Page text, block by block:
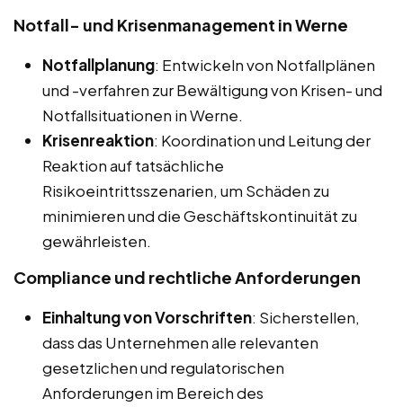
Notfall- und Krisenmanagement in Werne
Notfallplanung: Entwickeln von Notfallplänen
und -verfahren zur Bewältigung von Krisen- und
Notfallsituationen in Werne.
Krisenreaktion: Koordination und Leitung der
Reaktion auf tatsächliche
Risikoeintrittsszenarien, um Schäden zu
minimieren und die Geschäftskontinuität zu
gewährleisten.
Compliance und rechtliche Anforderungen
Einhaltung von Vorschriften: Sicherstellen,
dass das Unternehmen alle relevanten
gesetzlichen und regulatorischen
Anforderungen im Bereich des